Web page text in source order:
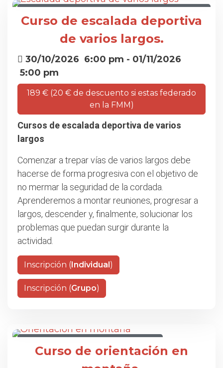
LARGOS
Curso de escalada deportiva
de varios largos.
30/10/2026 6:00 pm - 01/11/2026
5:00 pm
189 € (20 € de descuento si estas federado
en la FMM)
Cursos de escalada deportiva de varios
largos
Comenzar a trepar vías de varios largos debe
hacerse de forma progresiva con el objetivo de
no mermar la seguridad de la cordada.
Aprenderemos a montar reuniones, progresar a
largos, descender y, finalmente, solucionar los
problemas que puedan surgir durante la
actividad.
Inscripción (Individual)
Inscripción (Grupo)
Curso de orientación en